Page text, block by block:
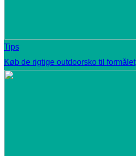
Tips
Køb de rigtige outdoorsko til formålet